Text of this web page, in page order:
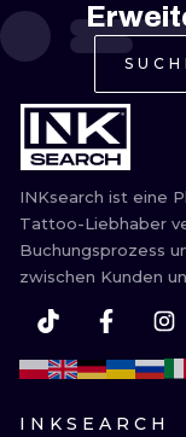
INKsearch ist eine
Tattoo-Liebhaber
Buchungsprozess
zwischen Kunden
INKSEARCH